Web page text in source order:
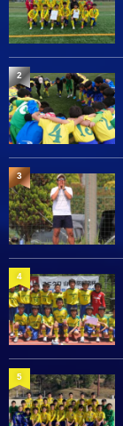
2
3
4
5